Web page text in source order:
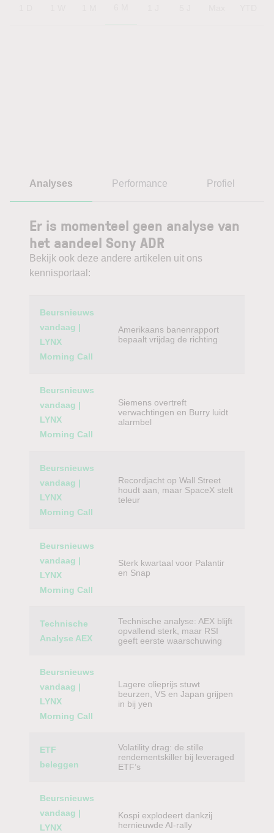
Analyses Performance Profiel
Er is momenteel geen analyse van
het aandeel Sony ADR
Bekijk ook deze andere artikelen uit ons
kennisportaal:
Category
Beursnieuws
vandaag |
LYNX
Morning Call
Amerikaans banenrapport
bepaalt vrijdag de richting
Beursnieuws
vandaag |
LYNX
Morning Call
Siemens overtreft
verwachtingen en Burry luidt
alarmbel
Beursnieuws
vandaag |
LYNX
Morning Call
Recordjacht op Wall Street
houdt aan, maar SpaceX stelt
teleur
Beursnieuws
vandaag |
LYNX
Morning Call
Sterk kwartaal voor Palantir
en Snap
Technische
Analyse AEX
Technische analyse: AEX blijft
opvallend sterk, maar RSI
geeft eerste waarschuwing
Beursnieuws
vandaag |
LYNX
Morning Call
Lagere olieprijs stuwt
beurzen, VS en Japan grijpen
in bij yen
ETF
beleggen
Volatility drag: de stille
rendementskiller bij leveraged
ETF’s
Beursnieuws
vandaag |
LYNX
Kospi explodeert dankzij
hernieuwde AI-rally